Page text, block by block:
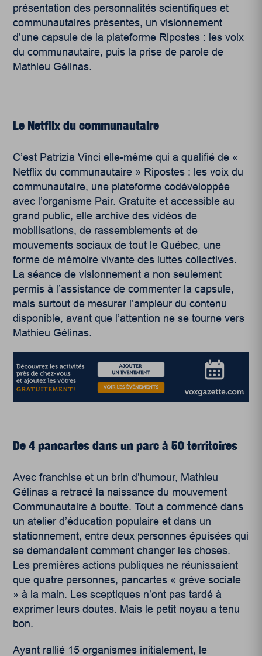
présentation des personnalités scientifiques et
communautaires présentes, un visionnement
d’une capsule de la plateforme Ripostes : les voix
du communautaire, puis la prise de parole de
Mathieu Gélinas.
Le Netflix du communautaire
C’est Patrizia Vinci elle-même qui a qualifié de «
Netflix du communautaire » Ripostes : les voix du
communautaire, une plateforme codéveloppée
avec l’organisme Pair. Gratuite et accessible au
grand public, elle archive des vidéos de
mobilisations, de rassemblements et de
mouvements sociaux de tout le Québec, une
forme de mémoire vivante des luttes collectives.
La séance de visionnement a non seulement
permis à l’assistance de commenter la capsule,
mais surtout de mesurer l’ampleur du contenu
disponible, avant que l’attention ne se tourne vers
Mathieu Gélinas.
De 4 pancartes dans un parc à 50 territoires
Avec franchise et un brin d’humour, Mathieu
Gélinas a retracé la naissance du mouvement
Communautaire à boutte. Tout a commencé dans
un atelier d’éducation populaire et dans un
stationnement, entre deux personnes épuisées qui
se demandaient comment changer les choses.
Les premières actions publiques ne réunissaient
que quatre personnes, pancartes « grève sociale
» à la main. Les sceptiques n’ont pas tardé à
exprimer leurs doutes. Mais le petit noyau a tenu
bon.
Ayant rallié 15 organismes initialement, le